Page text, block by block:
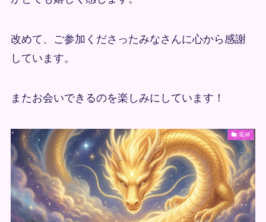
改めて、ご参加くださったみなさんに心から感謝
しています。
またお会いできるのを楽しみにしています！
龍神